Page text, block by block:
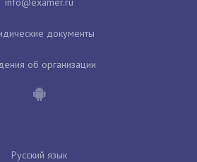
документы
об организации
Русский язык